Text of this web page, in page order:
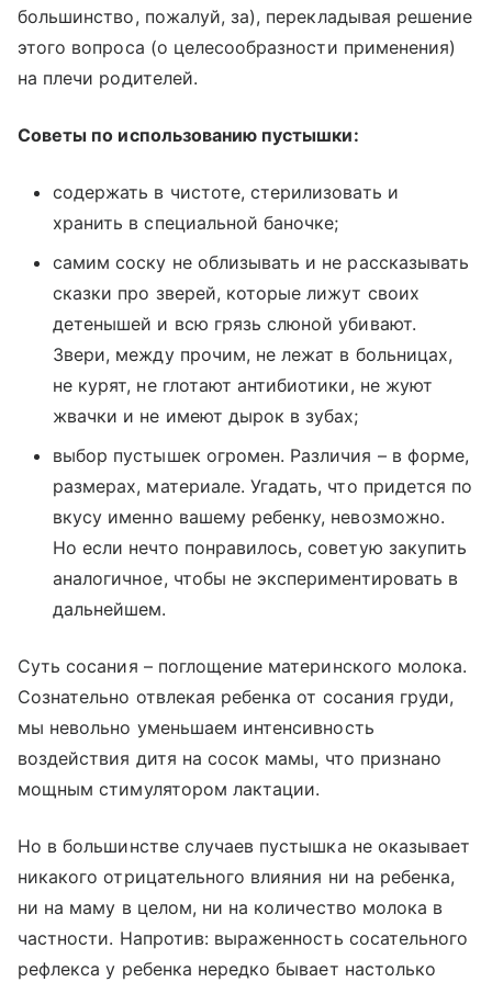
большинство, пожалуй, за), перекладывая решение
этого вопроса (о целесообразности применения)
на плечи родителей.
Советы по использованию пустышки:
содержать в чистоте, стерилизовать и
хранить в специальной баночке;
самим соску не облизывать и не рассказывать
сказки про зверей, которые лижут своих
детенышей и всю грязь слюной убивают.
Звери, между прочим, не лежат в больницах,
не курят, не глотают антибиотики, не жуют
жвачки и не имеют дырок в зубах;
выбор пустышек огромен. Различия – в форме,
размерах, материале. Угадать, что придется по
вкусу именно вашему ребенку, невозможно.
Но если нечто понравилось, советую закупить
аналогичное, чтобы не экспериментировать в
дальнейшем.
Суть сосания – поглощение материнского молока.
Сознательно отвлекая ребенка от сосания груди,
мы невольно уменьшаем интенсивность
воздействия дитя на сосок мамы, что признано
мощным стимулятором лактации.
Но в большинстве случаев пустышка не оказывает
никакого отрицательного влияния ни на ребенка,
ни на маму в целом, ни на количество молока в
частности. Напротив: выраженность сосательного
рефлекса у ребенка нередко бывает настолько